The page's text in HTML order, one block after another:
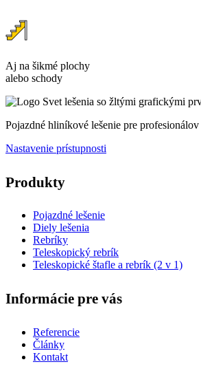
Aj na šikmé plochy
alebo schody
Pojazdné hliníkové lešenie pre
Nastavenie prístupnosti
Produkty
Pojazdné lešenie
Diely lešenia
Rebríky
Teleskopický rebrík
Teleskopické štafle a rebrík (2 v 1)
Informácie pre vás
Referencie
Články
Kontakt